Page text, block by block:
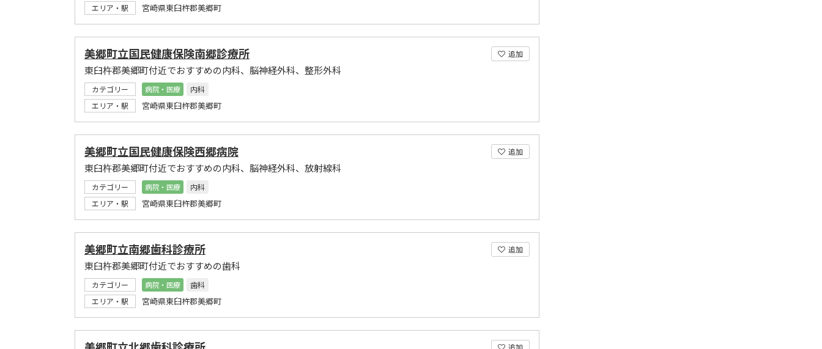
エリア・駅
宮崎県東臼杵郡美郷町
追加
美郷町立国民健康保険南郷診療所
東臼杵郡美郷町付近でおすすめの内科、脳神経外科、整形外科
カテゴリー 病院・医療
内科
エリア・駅
宮崎県東臼杵郡美郷町
追加
美郷町立国民健康保険西郷病院
東臼杵郡美郷町付近でおすすめの内科、脳神経外科、放射線科
カテゴリー 病院・医療
内科
エリア・駅
宮崎県東臼杵郡美郷町
追加
美郷町立南郷歯科診療所
東臼杵郡美郷町付近でおすすめの歯科
カテゴリー 病院・医療
歯科
エリア・駅
宮崎県東臼杵郡美郷町
追加